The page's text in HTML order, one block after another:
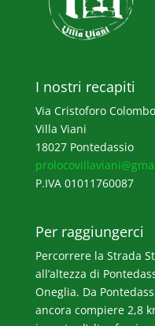
I nostri recapiti
Via Cristoforo
Villa Viani
18027 Pontedassio
P.IVA 01011760087
Per raggiungerci
Percorrere la Strada
all’altezza di
Oneglia. Da
ancora compiere 2,8